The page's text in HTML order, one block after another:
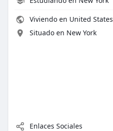
Viviendo en United States
Situado en New York
Enlaces Sociales